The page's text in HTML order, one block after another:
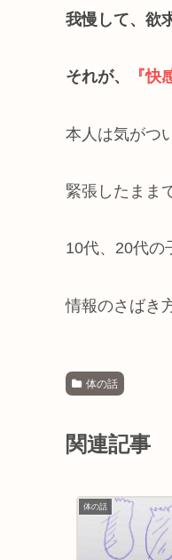
我慢して、欲
それが、 『快
本人は気がつ
緊張したまま
10代、20代の
情報のさばき
体の話
関連記事
体の話